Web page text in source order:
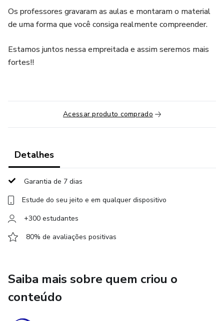
Os professores gravaram as aulas e montaram o material
de uma forma que você consiga realmente compreender.
Estamos juntos nessa empreitada e assim seremos mais
fortes!!
Acessar produto comprado
Detalhes
Garantia de 7 dias
Estude do seu jeito e em qualquer dispositivo
+300 estudantes
80% de avaliações positivas
Saiba mais sobre quem criou o
conteúdo